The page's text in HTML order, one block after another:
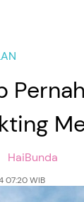
HaiBunda
07:20 WIB